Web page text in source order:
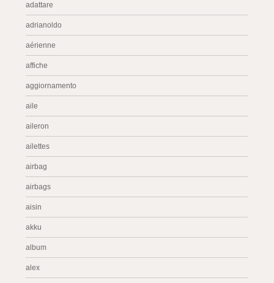
adattare
adrianoldo
aérienne
affiche
aggiornamento
aile
aileron
ailettes
airbag
airbags
aisin
akku
album
alex